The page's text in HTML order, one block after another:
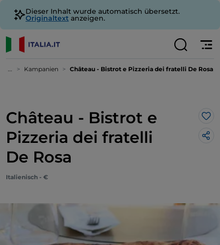
Dieser Inhalt wurde automatisch übersetzt.
Originaltext anzeigen.
... Kampanien Château - Bistrot e Pizzeria dei fratelli De Rosa
Château - Bistrot e
Pizzeria dei fratelli
De Rosa
Italienisch - €